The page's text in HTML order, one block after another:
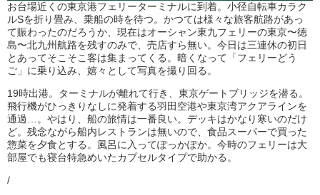
お台場近くの東京港フェリーターミナルに到着。小径自転車カラク
ルSを折り畳み、乗船の時を待つ。かつては様々な旅客航路があっ
て賑わったのだろうか、現在はオーシャン東九フェリーの東京〜徳
島〜北九州航路を残すのみで、売店すら無い。今日は三連休の初日
とあってそこそこ客は集まってくる。暗くなって「フェリーどう
ご」に乗り込み、嬉々として写真を撮り回る。
19時出港。ターミナルが離れて行き、東京ゲートブリッジを潜る。
飛行機がひっきりなしに発着する羽田空港や東京湾アクアラインを
通過…。やはり、船の旅情は一番良い。デッキはかなり寒いのだけ
ど。残念ながら船内レストランは無いので、食品スーパーで買った
惣菜を夕食とする。風呂に入ってぽっかぽか。今時のフェリーは大
部屋でも寝台特急めいたカプセルタイプで助かる。
/